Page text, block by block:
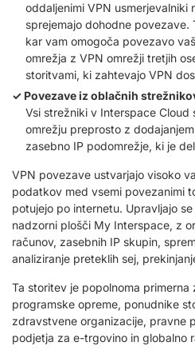
oddaljenimi VPN usmerjevalniki
sprejemajo dohodne povezave.
kar vam omogoča povezavo
omrežja z VPN omrežji tretjih
storitvami, ki zahtevajo VPN
Povezave iz oblačnih
Vsi strežniki v Interspace Cloud
omrežju preprosto z
zasebno IP podomrežje, ki je
VPN povezave ustvarjajo visoko
podatkov med vsemi povezanimi
potujejo po internetu. Upravljajo
nadzorni plošči My Interspace, z
računov, zasebnih IP skupin,
analiziranje preteklih sej,
Ta storitev je popolnoma primerna
programske opreme, ponudnike
zdravstvene organizacije, pravne
podjetja za e-trgovino in globalno